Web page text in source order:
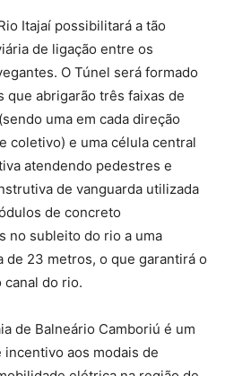
Itajaí possibilitará a tão
de ligação entre os
O Túnel será formado
que abrigarão três faixas de
uma em cada direção
coletivo) e uma célula central
atendendo pedestres e
de vanguarda utilizada
de concreto
no subleito do rio a uma
de 23 metros, o que garantirá o
canal do rio.
de Balneário Camboriú é um
aos modais de